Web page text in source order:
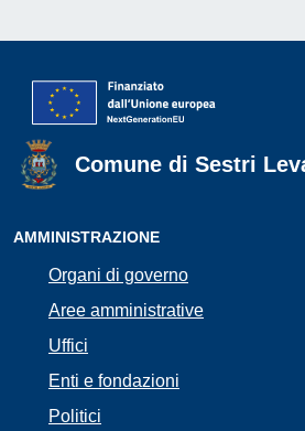
Comune di Sestri
AMMINISTRAZIONE
Organi di governo
Aree amministrative
Uffici
Enti e fondazioni
Politici